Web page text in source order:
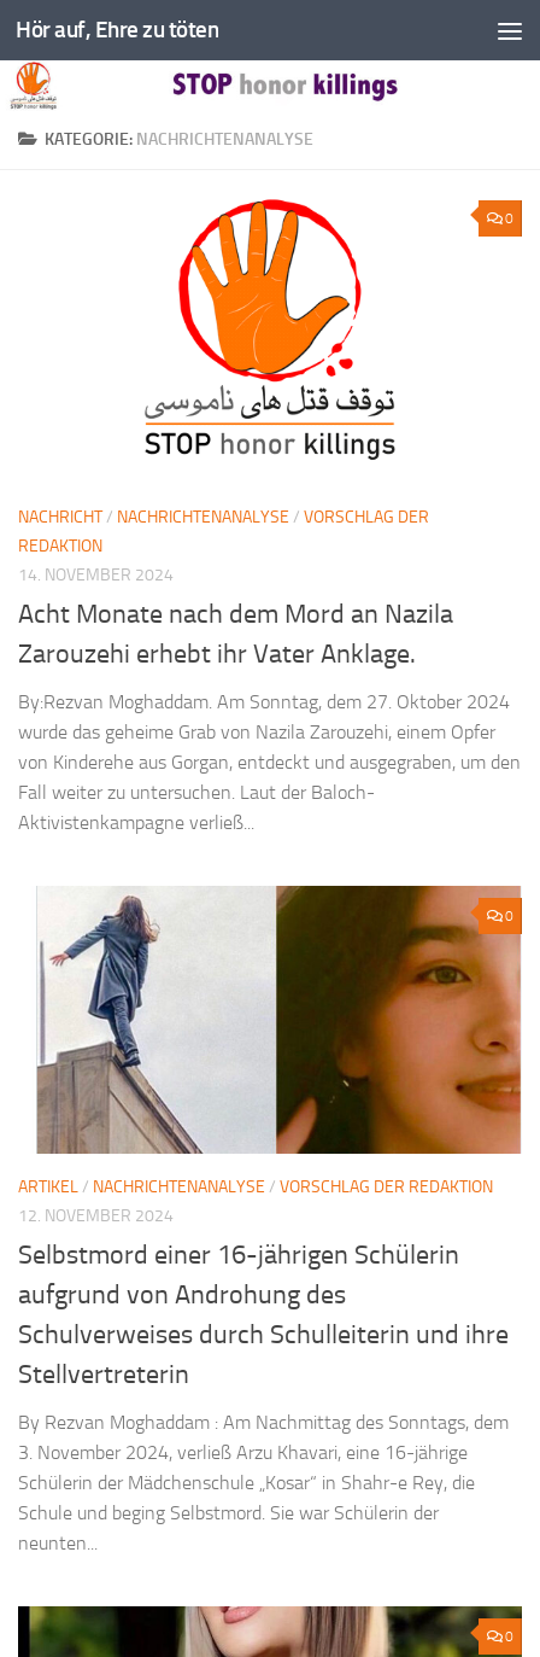
Zum Inhalt springen
Hör auf, Ehre zu töten
KATEGORIE: NACHRICHTENANALYSE
0
NACHRICHT/ NACHRICHTENANALYSE / VORSCHLAG DER
REDAKTION
14. NOVEMBER 2024
Acht Monate nach dem Mord an Nazila
Zarouzehi erhebt ihr Vater Anklage.
By:Rezvan Moghaddam. Am Sonntag, dem 27. Oktober 2024
wurde das geheime Grab von Nazila Zarouzehi, einem Opfer
von Kinderehe aus Gorgan, entdeckt und ausgegraben, um den
Fall weiter zu untersuchen. Laut der Baloch-
Aktivistenkampagne verließ...
0
ARTIKEL/ NACHRICHTENANALYSE / VORSCHLAG DER REDAKTION
12. NOVEMBER 2024
Selbstmord einer 16-jährigen Schülerin
aufgrund von Androhung des
Schulverweises durch Schulleiterin und ihre
Stellvertreterin
By Rezvan Moghaddam : Am Nachmittag des Sonntags, dem
3. November 2024, verließ Arzu Khavari, eine 16-jährige
Schülerin der Mädchenschule „Kosar“ in Shahr-e Rey, die
Schule und beging Selbstmord. Sie war Schülerin der
neunten...
0